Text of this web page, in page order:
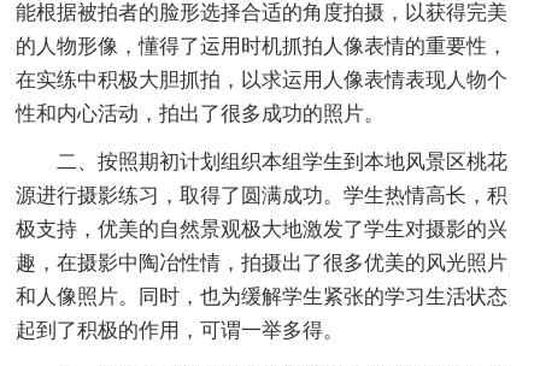
能根据被拍者的脸形选择合适的角度拍摄，以获得完美
的人物形像，懂得了运用时机抓拍人像表情的重要性，
在实练中积极大胆抓拍，以求运用人像表情表现人物个
性和内心活动，拍出了很多成功的照片。
二、按照期初计划组织本组学生到本地风景区桃花
源进行摄影练习，取得了圆满成功。学生热情高长，积
极支持，优美的自然景观极大地激发了学生对摄影的兴
趣，在摄影中陶冶性情，拍摄出了很多优美的风光照片
和人像照片。同时，也为缓解学生紧张的学习生活状态
起到了积极的作用，可谓一举多得。